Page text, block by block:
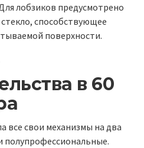
лобзиков предусмотрено
способствующее
поверхности.
в 60
все свои механизмы на два
полупрофессиональные.